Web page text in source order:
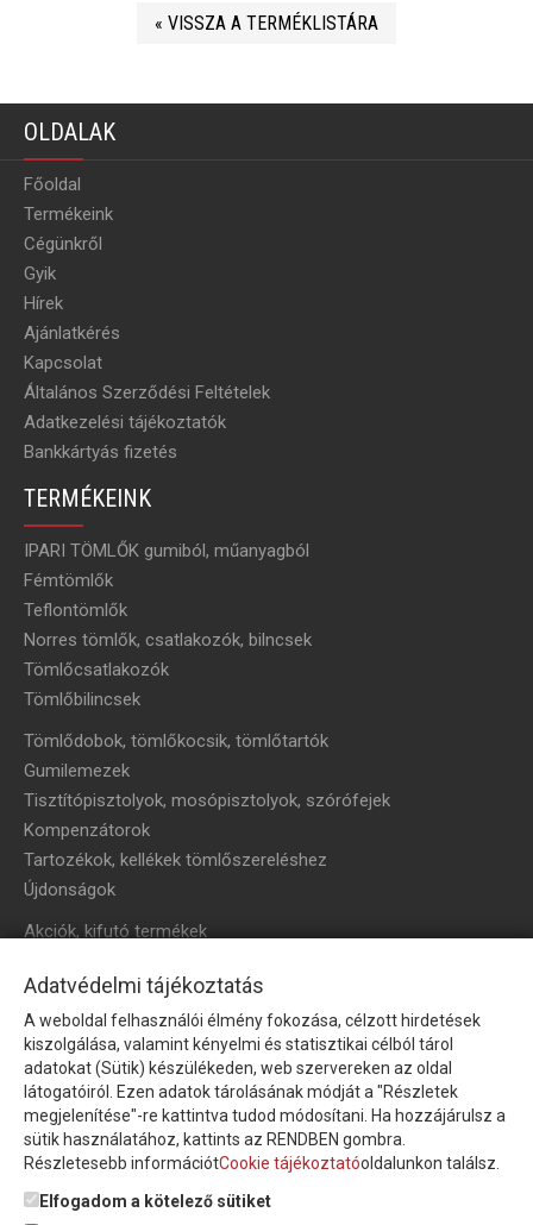
« VISSZA A TERMÉKLISTÁRA
OLDALAK
Főoldal
Termékeink
Cégünkről
Gyik
Hírek
Ajánlatkérés
Kapcsolat
Általános Szerződési Feltételek
Adatkezelési tájékoztatók
Bankkártyás fizetés
TERMÉKEINK
IPARI TÖMLŐK gumiból, műanyagból
Fémtömlők
Teflontömlők
Norres tömlők, csatlakozók, bilncsek
Tömlőcsatlakozók
Tömlőbilincsek
Tömlődobok, tömlőkocsik, tömlőtartók
Gumilemezek
Tisztítópisztolyok, mosópisztolyok, szórófejek
Kompenzátorok
Tartozékok, kellékek tömlőszereléshez
Újdonságok
Akciók, kifutó termékek
HÍRLEVÉL
Íratkozzon fel hírlevelünkre!
Feliratkozom a hírlevélre és nyilatkozom, hogy azadatkezelési
tájékoztatót elolvastam, megismertem és elfogadom.
Adatvédelmi tájékoztatás
A weboldal felhasználói élmény fokozása, célzott hirdetések
kiszolgálása, valamint kényelmi és statisztikai célból tárol
adatokat (Sütik) készülékeden, web szervereken az oldal
látogatóiról. Ezen adatok tárolásának módját a "Részletek
megjelenítése"-re kattintva tudod módosítani. Ha hozzájárulsz a
sütik használatához, kattints az RENDBEN gombra.
Részletesebb információtCookie tájékoztatóoldalunkon találsz.
Elfogadom a kötelező sütiket